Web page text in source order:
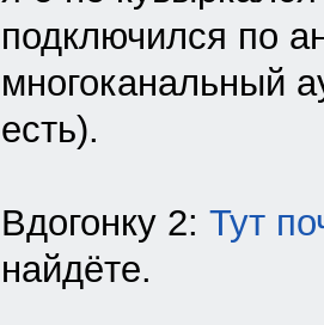
подключился по
многоканальный
есть).
Вдогонку 2: Тут
найдёте.